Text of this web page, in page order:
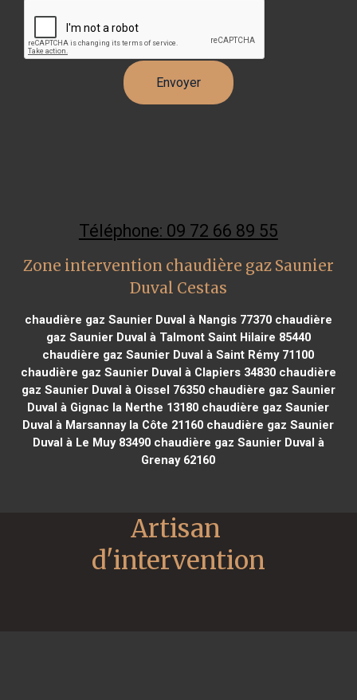
Téléphone: 09 72 66 89 55
Zone intervention chaudière gaz Saunier
Duval Cestas
chaudière gaz Saunier Duval à Nangis 77370chaudière
gaz Saunier Duval à Talmont Saint Hilaire 85440
chaudière gaz Saunier Duval à Saint Rémy 71100
chaudière gaz Saunier Duval à Clapiers 34830chaudière
gaz Saunier Duval à Oissel 76350chaudière gaz Saunier
Duval à Gignac la Nerthe 13180 chaudière gaz Saunier
Duval à Marsannay la Côte 21160 chaudière gaz Saunier
Duval à Le Muy 83490chaudière gaz Saunier Duval à
Grenay 62160
Artisan
d'intervention